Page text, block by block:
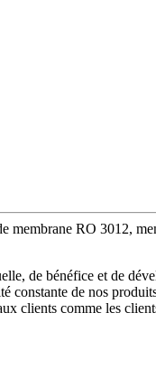
membrane RO 3012,
de bénéfice et de
constante de nos
comme les